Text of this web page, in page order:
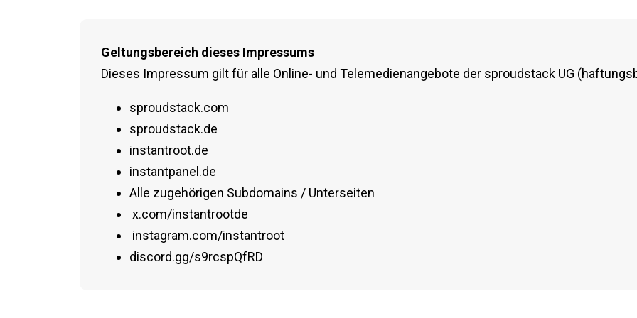
Geltungsbereich dieses Impressums
Dieses Impressum gilt für alle Online- und Telemedienangebote der sproudstack UG
sproudstack.com
sproudstack.de
instantroot.de
instantpanel.de
Alle zugehörigen Subdomains / Unterseiten
x.com/instantrootde
instagram.com/instantroot
discord.gg/s9rcspQfRD